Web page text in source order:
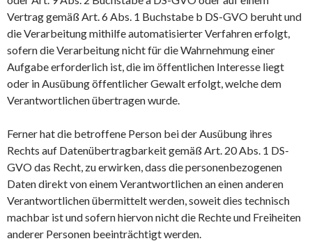
Vertrag gemäß Art. 6 Abs. 1 Buchstabe b DS-GVO beruht und
die Verarbeitung mithilfe automatisierter Verfahren erfolgt,
sofern die Verarbeitung nicht für die Wahrnehmung einer
Aufgabe erforderlich ist, die im öffentlichen Interesse liegt
oder in Ausübung öffentlicher Gewalt erfolgt, welche dem
Verantwortlichen übertragen wurde.
Ferner hat die betroffene Person bei der Ausübung ihres
Rechts auf Datenübertragbarkeit gemäß Art. 20 Abs. 1 DS-
GVO das Recht, zu erwirken, dass die personenbezogenen
Daten direkt von einem Verantwortlichen an einen anderen
Verantwortlichen übermittelt werden, soweit dies technisch
machbar ist und sofern hiervon nicht die Rechte und Freiheiten
anderer Personen beeinträchtigt werden.